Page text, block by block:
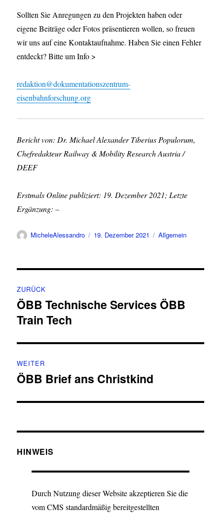
Sollten Sie Anregungen zu den Projekten haben oder
eigene Beiträge oder Fotos präsentieren wollen, so freuen
wir uns auf eine Kontaktaufnahme. Haben Sie einen Fehler
entdeckt? Bitte um Info >
redaktion@dokumentationszentrum-
eisenbahnforschung.org
Bericht von: Dr. Michael Alexander Tiberius Populorum,
Chefredakteur Railway & Mobility Research Austria /
DEEF
Erstmals Online publiziert: 19. Dezember 2021; Letzte
Ergänzung: –
Autor
MicheleAlessandro
Veröffentlicht
19. Dezember 2021 Kategorien
Allgemein
ZURÜCK
Vorheriger
Beitrag:
ÖBB Technische Services ÖBB
Train Tech
WEITER
Nächster
ÖBB Brief ans Christkind
HINWEIS
Durch Nutzung dieser Website akzeptieren Sie die
vom CMS standardmäßig bereitgestellten